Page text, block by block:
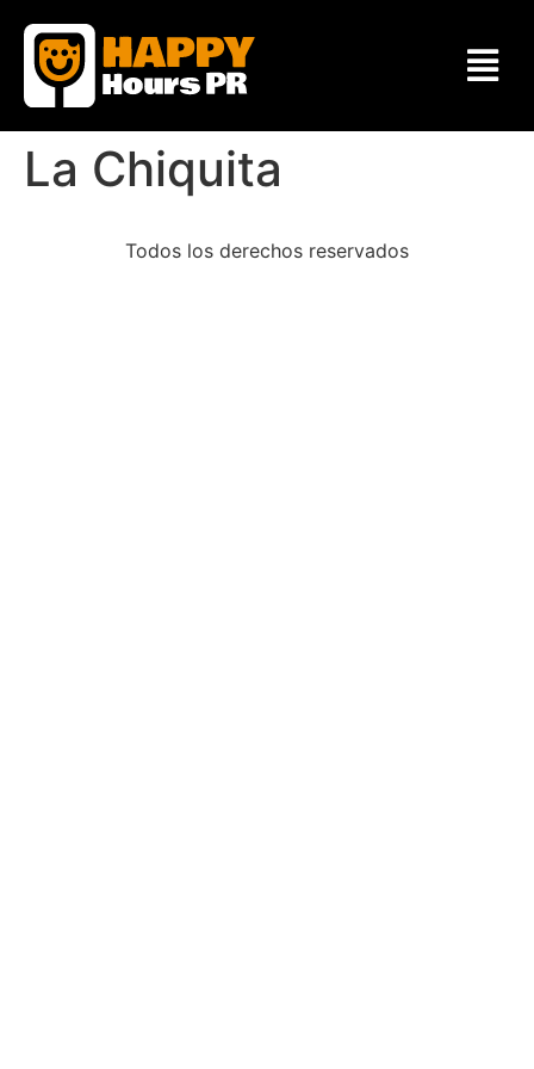
La Chiquita
Todos los derechos reservados